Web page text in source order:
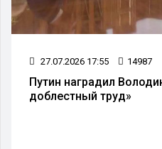
27.07.2026 17:55 14987
Путин наградил
доблестный труд»